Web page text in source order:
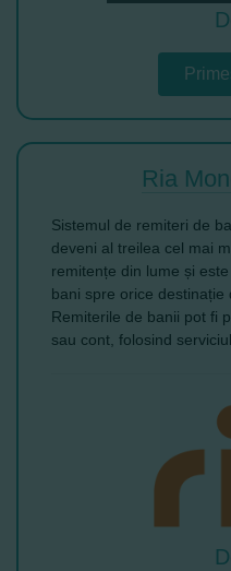
Ria
Sistemul de remiteri de
deveni al treilea cel mai
remitențe din lume și
bani spre orice destinație
Remiterile de banii pot fi
sau cont, folosind